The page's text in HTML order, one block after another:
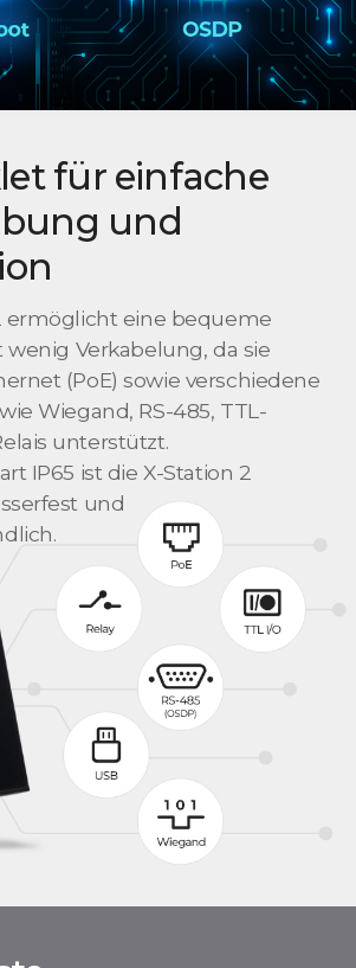
für einfache
und
ermöglicht eine bequeme
Verkabelung, da sie
(PoE) sowie verschiedene
Wiegand, RS-485, TTL-
unterstützt.
IP65 ist die X-Station 2
und